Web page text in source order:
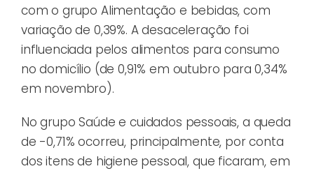
com o grupo Alimentação e bebidas, com
variação de 0,39%. A desaceleração foi
influenciada pelos alimentos para consumo
no domicílio (de 0,91% em outubro para 0,34%
em novembro).
No grupo Saúde e cuidados pessoais, a queda
de -0,71% ocorreu, principalmente, por conta
dos itens de higiene pessoal, que ficaram, em